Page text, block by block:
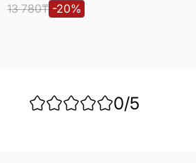
13 780₸ -20%
0/5